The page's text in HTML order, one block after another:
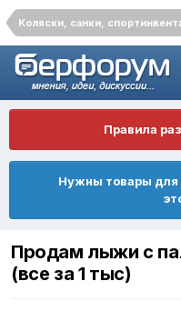
Коляски, санки,
Правила
Нужны товары для
Продам лыжи с
(все за 1 тыс)